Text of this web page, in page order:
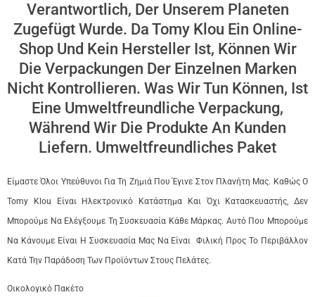
Verantwortlich, Der Unserem Planeten
Zugefügt Wurde. Da Tomy Klou Ein Online-
Shop Und Kein Hersteller Ist, Können Wir
Die Verpackungen Der Einzelnen Marken
Nicht Kontrollieren. Was Wir Tun Können, Ist
Eine Umweltfreundliche Verpackung,
Während Wir Die Produkte An Kunden
Liefern. Umweltfreundliches Paket
Είμαστε Όλοι Υπεύθυνοι Για Τη Ζημιά Που Έγινε Στον Πλανήτη Μας. Καθώς Ο
Tomy Klou Είναι Ηλεκτρονικό Κατάστημα Και Όχι Κατασκευαστής, Δεν
Μπορούμε Να Ελέγξουμε Τη Συσκευασία Κάθε Μάρκας. Αυτό Που Μπορούμε
Να Κάνουμε Είναι Η Συσκευασία Μας Να Είναι Φιλική Προς Το Περιβάλλον
Κατά Την Παράδοση Των Προϊόντων Στους Πελάτες.
Οικολογικό Πακέτο